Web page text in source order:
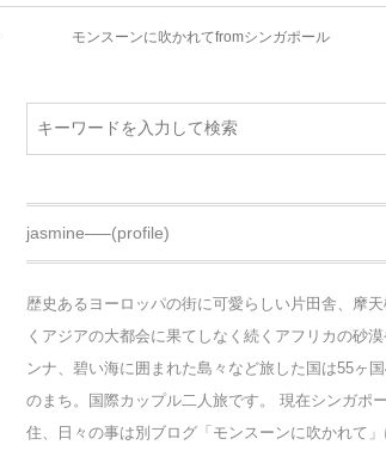
モンスーンに吹かれてfromシンガポール
jasmine—–(profile)
歴史あるヨーロッパの街に可愛らしい片田舎、摩
くアジアの大都会に果てしなく続くアフリカの砂
ンナ、碧い海に囲まれた島々など旅した国は55ヶ
のまち。国際カップル二人旅です。 現在シンガポ
住、日々の事は別ブログ「モンスーンに吹かれて